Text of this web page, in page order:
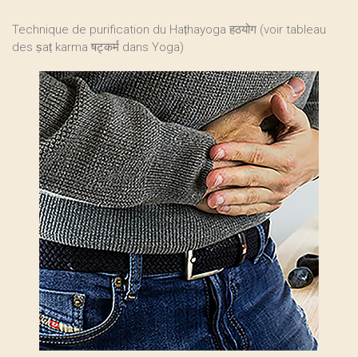
Technique de purification du Haṭhayoga हठयोग (voir tableau
des ṣaṭ karma षट्कर्म dans Yoga)